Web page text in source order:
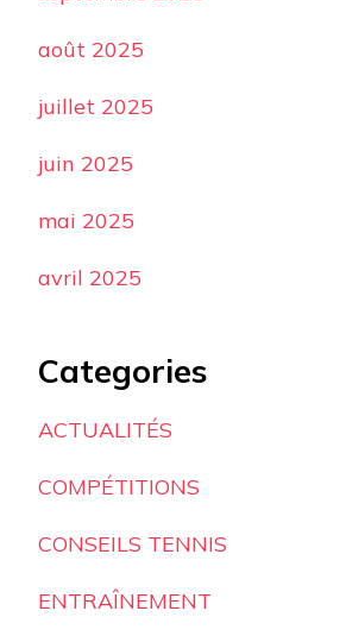
août 2025
juillet 2025
juin 2025
mai 2025
avril 2025
Categories
ACTUALITÉS
COMPÉTITIONS
CONSEILS TENNIS
ENTRAÎNEMENT